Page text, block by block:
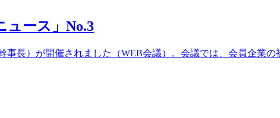
ュース」No.3
長）が開催されました（WEB会議）。会議では、会員企業